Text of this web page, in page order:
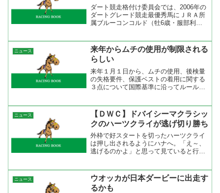
ダート競走格付け委員会では、2006年の
ダートグレード競走最優秀馬にＪＲＡ所
属ブルーコンコルド（牡6歳・服部利之
行うＮＡＲグランプリ表彰式典の場にお
いて実施いたします。...
ニュース
来年からムチの使用が制限される
らしい
来年１月１日から、ムチの使用、後検量
の失格要件、保護ベストの着用に関する
３点について国際基準に沿ってルールが
度も懸案されてきたが、今年５月に国際
競馬統括機関連盟（ＩＦＨ...
ニュース
【ＤＷＣ】ドバイシーマクラシッ
クのハーツクライが逃げ切り勝ち
外枠で好スタートを切ったハーツクライ
は押し出されるようにハナへ。「え～、
逃げるのかよ」と思って見ていると行き
ｍ通過も先頭、４コーナー回っても先
頭、追いかける馬の鞍上は手...
ニュース
ウオッカが日本ダービーに出走す
るかも